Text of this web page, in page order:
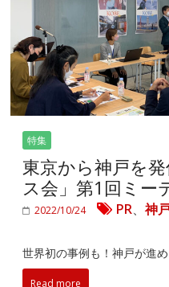
特集
東京から神戸を
ス会」第1回ミー
2022/10/24 PR、神
世界初の事例も！神戸が進
Read more